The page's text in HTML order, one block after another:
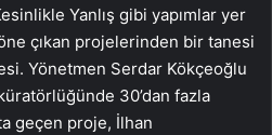
Yanlış gibi yapımlar yer
çıkan projelerinden bir tanesi
Yönetmen Serdar Kökçeoğlu
küratörlüğünde 30’dan fazla
geçen proje, İlhan